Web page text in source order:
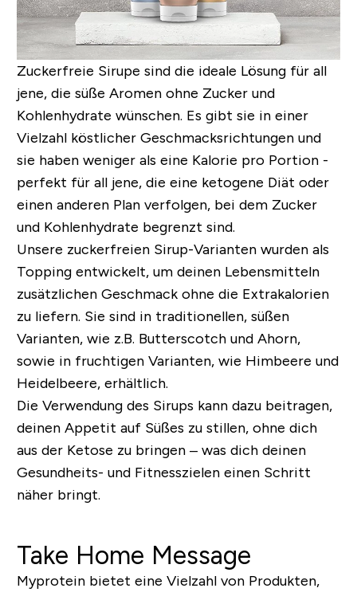
Zuckerfreie Sirupe sind die ideale Lösung für all
jene, die süße Aromen ohne Zucker und
Kohlenhydrate wünschen. Es gibt sie in einer
Vielzahl köstlicher Geschmacksrichtungen und
sie haben weniger als eine Kalorie pro Portion -
perfekt für all jene, die eine ketogene Diät oder
einen anderen Plan verfolgen, bei dem Zucker
und Kohlenhydrate begrenzt sind.
Unsere zuckerfreien Sirup-Varianten wurden als
Topping entwickelt, um deinen Lebensmitteln
zusätzlichen Geschmack ohne die Extrakalorien
zu liefern. Sie sind in traditionellen, süßen
Varianten, wie z.B. Butterscotch und Ahorn,
sowie in fruchtigen Varianten, wie Himbeere und
Heidelbeere, erhältlich.
Die Verwendung des Sirups kann dazu beitragen,
deinen Appetit auf Süßes zu stillen, ohne dich
aus der Ketose zu bringen – was dich deinen
Gesundheits- und Fitnesszielen einen Schritt
näher bringt.
Take Home Message
Myprotein bietet eine Vielzahl von Produkten,